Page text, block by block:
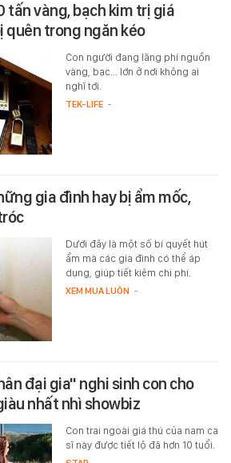
tấn vàng, bạch kim trị giá
quên trong ngăn kéo
Con người đang lãng phí nguồn
vàng, bạc... lớn ở nơi không ai
nghĩ tới.
TEK-LIFE -
gia đình hay bị ẩm mốc,
Dưới đây là một số bí quyết hút
ẩm mà các gia đình có thể áp
dụng, giúp tiết kiệm chi phí.
XEM MUA LUÔN -
đại gia" nghi sinh con cho
nhất nhì showbiz
Con trai ngoài giá thú của nam ca
sĩ này được tiết lộ đã hơn 10 tuổi.